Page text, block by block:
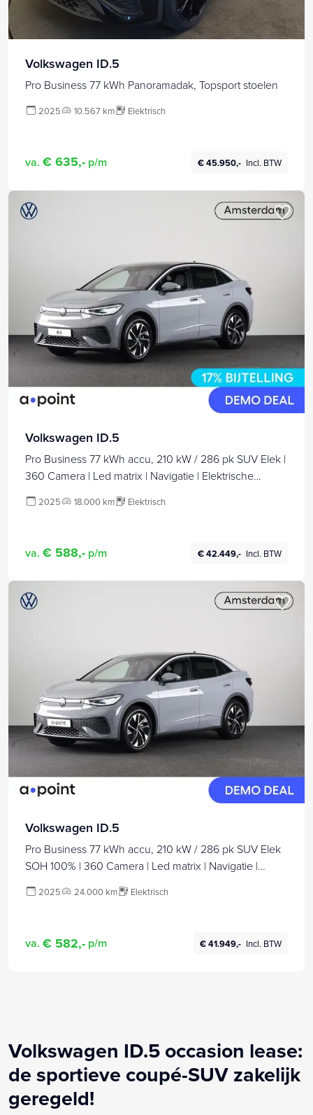
Volkswagen ID.5
Pro Business 77 kWh Panoramadak, Topsport stoelen
2025 10.567 km Elektrisch
va. € 635,- p/m € 45.950,- Incl. BTW
Volkswagen ID.5
Pro Business 77 kWh accu, 210 kW / 286 pk SUV Elek |
360 Camera | Led matrix | Navigatie | Elektrische
2025 18.000 km Elektrisch
va. € 588,- p/m € 42.449,- Incl. BTW
Volkswagen ID.5
Pro Business 77 kWh accu, 210 kW / 286 pk SUV Elek
SOH 100% | 360 Camera | Led matrix | Navigatie |
|
2025 24.000 km Elektrisch
va. € 582,- p/m € 41.949,- Incl. BTW
Volkswagen ID.5 occasion lease:
de sportieve coupé-SUV zakelijk
geregeld!